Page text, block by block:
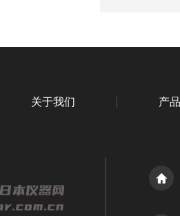
关于我们 产